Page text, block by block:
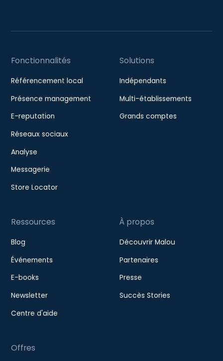
Fonctionnalités
Référencement local
Présence management
E-reputation
Réseaux sociaux
Analyse
Messagerie
Store Locator
Solutions
Indépendants
Multi-établissements
Grands comptes
Ressources
Blog
Événements
E-books
Newsletter
Centre d'aide
À propos
Découvrir Malou
Partenaires
Presse
Succès Stories
Offres